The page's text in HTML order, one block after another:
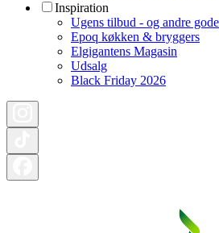
Inspiration
Ugens tilbud - og andre
Epoq køkken & bryggers
Elgigantens Magasin
Udsalg
Black Friday 2026